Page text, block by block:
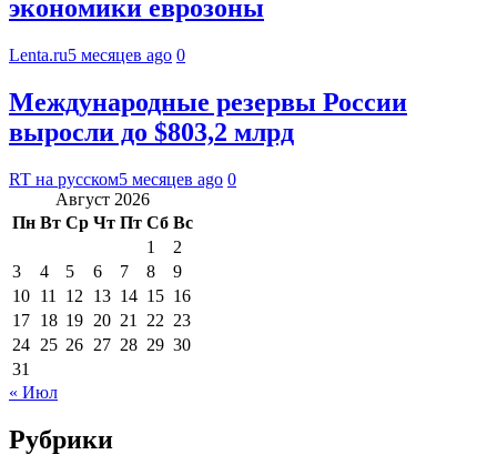
экономики еврозоны
Lenta.ru5 месяцев ago 0
Международные резервы России
выросли до $803,2 млрд
RT на русском5 месяцев ago 0
Август 2026
Пн Вт Ср Чт Пт Сб Вс
1
2
3
4 5 6 7 8
9
10 11 12 13 14 15 16
17 18 19 20 21 22 23
24 25 26 27 28 29 30
31
« Июл
Рубрики